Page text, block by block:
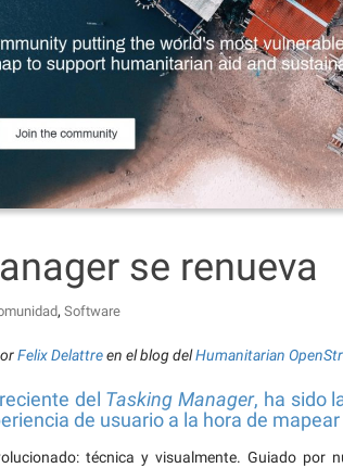
se renueva
, Software
Felix Delattreen el blog delHumanitarian
del Tasking Manager, ha sido
de usuario a la hora de
técnica y visualmente. Guiado por